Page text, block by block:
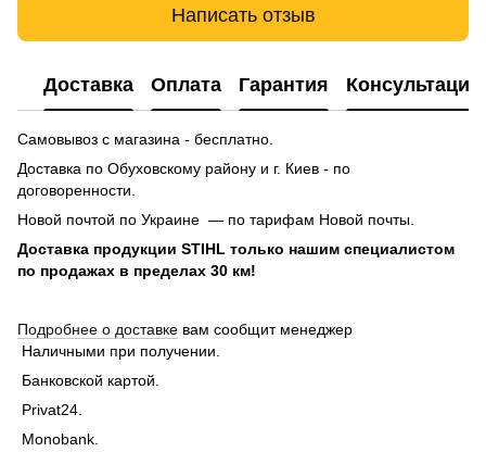
Написать отзыв
Доставка Оплата Гарантия Консультация
Самовывоз с магазина - бесплатно.
Доставка по Обуховскому району и г. Киев - по
договоренности.
Новой почтой по Украине — по тарифам Новой почты.
Доставка продукции STIHL только нашим специалистом
по продажах в пределах 30 км!
Подробнее о доставке вам сообщит менеджер
Наличными при получении.
Банковской картой.
Privat24.
Monobank.